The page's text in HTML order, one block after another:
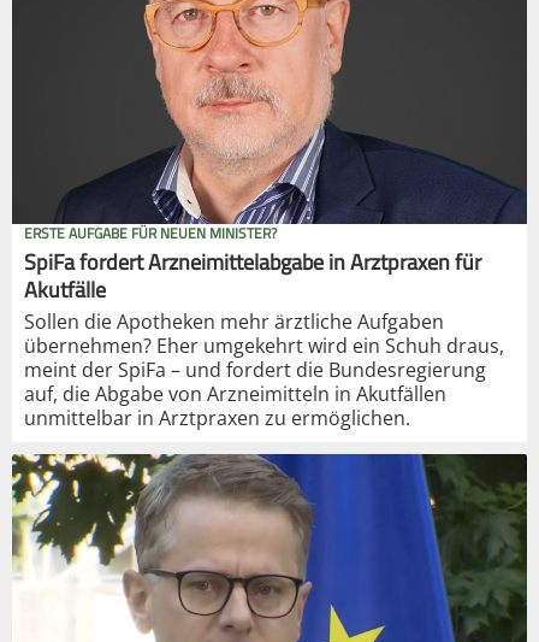
ERSTE AUFGABE FÜR NEUEN MINISTER?
SpiFa fordert Arzneimittelabgabe in Arztpraxen für
Akutfälle
Sollen die Apotheken mehr ärztliche Aufgaben
übernehmen? Eher umgekehrt wird ein Schuh draus,
meint der SpiFa – und fordert die Bundesregierung
auf, die Abgabe von Arzneimitteln in Akutfällen
unmittelbar in Arztpraxen zu ermöglichen.